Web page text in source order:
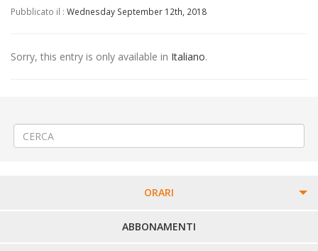
Pubblicato il : Wednesday September 12th, 2018
Sorry, this entry is only available in Italiano.
ORARI
PERCORSI URBANI IN BIELLA
ABBONAMENTI